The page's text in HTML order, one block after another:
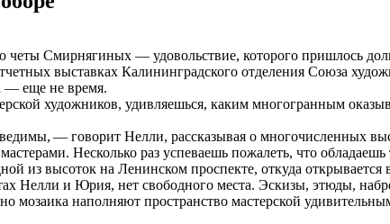
четы Смирнягиных — удовольствие, которого пришлось
выставках Калининградского отделения Союза
— еще не время.
художников, удивляешься, каким многогранным
— говорит Нелли, рассказывая о многочисленных
Несколько раз успеваешь пожалеть, что
из высоток на Ленинском проспекте, откуда открывается
Нелли и Юрия, нет свободного места. Эскизы, этюды,
мозаика наполняют пространство мастерской